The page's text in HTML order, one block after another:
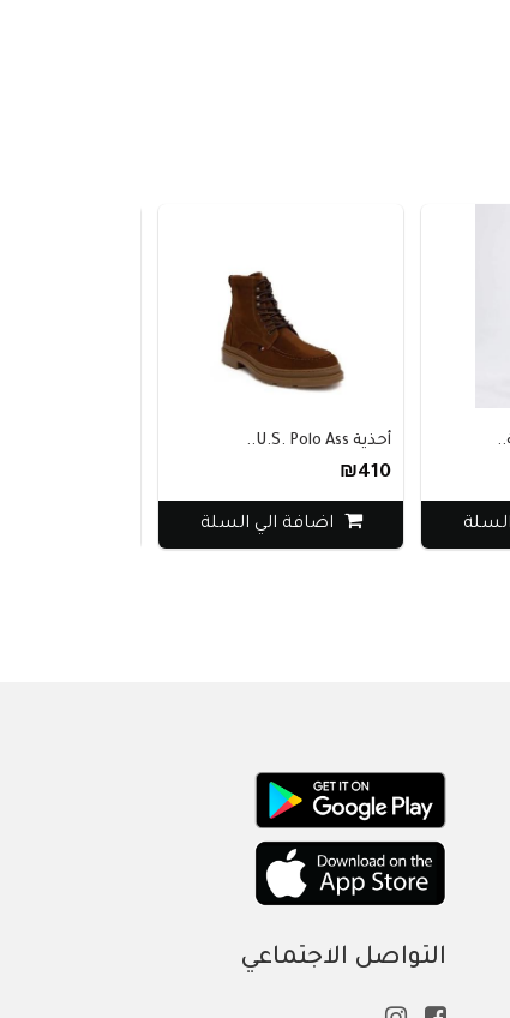
أحذية U.S. Polo Ass..
₪410
اضافة الي السلة
التواصل الاجتماعي